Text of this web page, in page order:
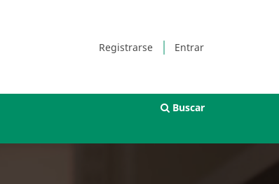
Registrarse Entrar
Buscar